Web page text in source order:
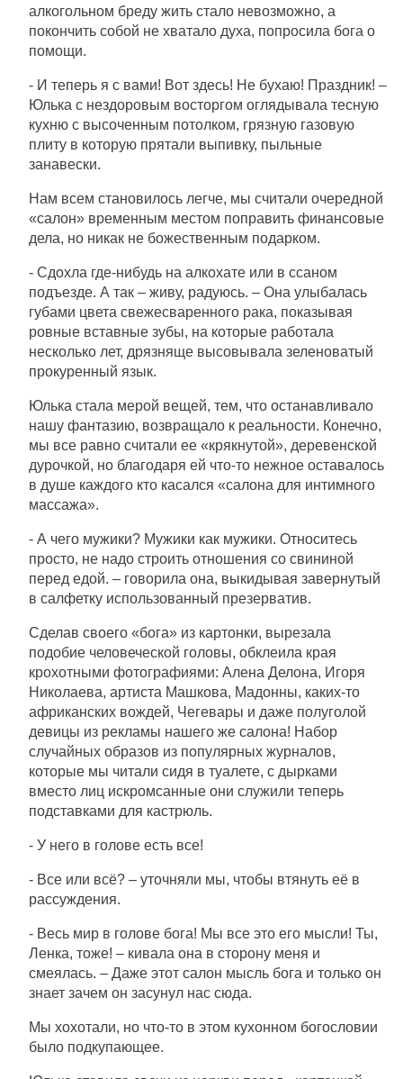
алкогольном бреду жить стало невозможно, а
покончить собой не хватало духа, попросила бога о
помощи.
- И теперь я с вами! Вот здесь! Не бухаю! Праздник! –
Юлька с нездоровым восторгом оглядывала тесную
кухню с высоченным потолком, грязную газовую
плиту в которую прятали выпивку, пыльные
занавески.
Нам всем становилось легче, мы считали очередной
«салон» временным местом поправить финансовые
дела, но никак не божественным подарком.
- Сдохла где-нибудь на алкохате или в ссаном
подъезде. А так – живу, радуюсь. – Она улыбалась
губами цвета свежесваренного рака, показывая
ровные вставные зубы, на которые работала
несколько лет, дрязняще высовывала зеленоватый
прокуренный язык.
Юлька стала мерой вещей, тем, что останавливало
нашу фантазию, возвращало к реальности. Конечно,
мы все равно считали ее «крякнутой», деревенской
дурочкой, но благодаря ей что-то нежное оставалось
в душе каждого кто касался «салона для интимного
массажа».
- А чего мужики? Мужики как мужики. Относитесь
просто, не надо строить отношения со свининой
перед едой. – говорила она, выкидывая завернутый
в салфетку использованный презерватив.
Сделав своего «бога» из картонки, вырезала
подобие человеческой головы, обклеила края
крохотными фотографиями: Алена Делона, Игоря
Николаева, артиста Машкова, Мадонны, каких-то
африканских вождей, Чегевары и даже полуголой
девицы из рекламы нашего же салона! Набор
случайных образов из популярных журналов,
которые мы читали сидя в туалете, с дырками
вместо лиц искромсанные они служили теперь
подставками для кастрюль.
- У него в голове есть все!
- Все или всё? – уточняли мы, чтобы втянуть её в
рассуждения.
- Весь мир в голове бога! Мы все это его мысли! Ты,
Ленка, тоже! – кивала она в сторону меня и
смеялась. – Даже этот салон мысль бога и только он
знает зачем он засунул нас сюда.
Мы хохотали, но что-то в этом кухонном богословии
было подкупающее.